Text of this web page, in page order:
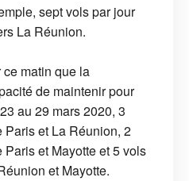
sept vols par jour
La Réunion.
matin que la
de maintenir pour
au 29 mars 2020, 3
et La Réunion, 2
et Mayotte et 5 vols
et Mayotte.